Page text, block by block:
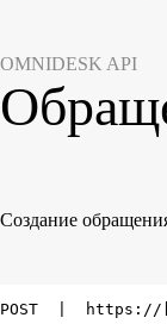
OMNIDESK API
Создание
POST  |  https://